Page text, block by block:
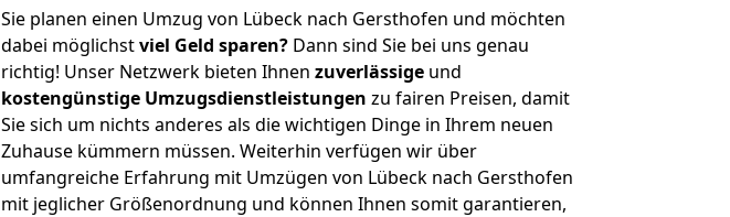
Sie planen einen Umzug von Lübeck nach Gersthofen und möchten
dabei möglichstviel Geld sparen? Dann sind Sie bei uns genau
richtig! Unser Netzwerk bieten Ihnen zuverlässige und
kostengünstige Umzugsdienstleistungen zu fairen Preisen, damit
Sie sich um nichts anderes als die wichtigen Dinge in Ihrem neuen
Zuhause kümmern müssen. Weiterhin verfügen wir über
umfangreiche Erfahrung mit Umzügen von Lübeck nach Gersthofen
mit jeglicher Größenordnung und können Ihnen somit garantieren,